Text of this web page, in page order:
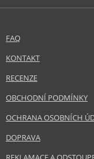
FAQ
KONTAKT
RECENZE
OBCHODNÍ PODMÍNKY
OCHRANA OSOBNÍCH
DOPRAVA